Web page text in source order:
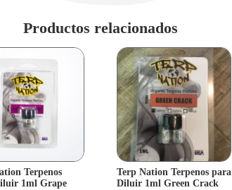
Productos relacionados
Terpenos
1ml Grape
Terp Nation Terpenos para
Diluir 1ml Green Crack